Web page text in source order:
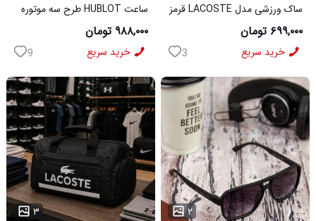
ساعت HUBLOT طرح سه موتوره
سورمه ای کد 6559
۹۸۸,۰۰۰ تومان
خرید سریع 9
ساک ورزشی مدل LACOSTE قرمز
کد6567
۶۹۹,۰۰۰ تومان
خرید سریع 3
۳ ... ۲ ...